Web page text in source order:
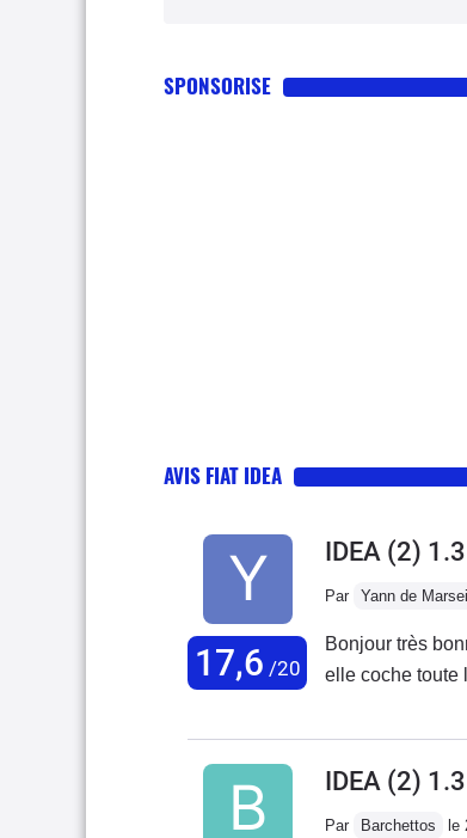
SPONSORISE
AVIS FIAT IDEA
17,6 /20
IDEA (2)
Par Yann de
Bonjour très
IDEA (2)
Par Barchettos le